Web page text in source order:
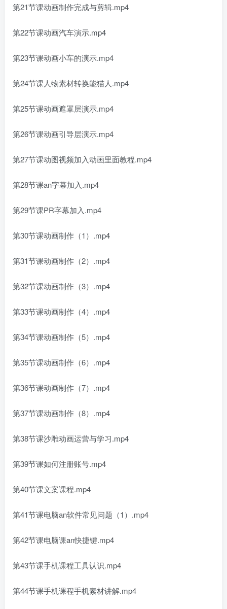
第21节课动画制作完成与剪辑.mp4
第22节课动画汽车演示.mp4
第23节课动画小车的演示.mp4
第24节课人物素材转换能猫人.mp4
第25节课动画遮罩层演示.mp4
第26节课动画引导层演示.mp4
第27节课动图视频加入动画里面教程.mp4
第28节课an字幕加入.mp4
第29节课PR字幕加入.mp4
第30节课动画制作（1）.mp4
第31节课动画制作（2）.mp4
第32节课动画制作（3）.mp4
第33节课动画制作（4）.mp4
第34节课动画制作（5）.mp4
第35节课动画制作（6）.mp4
第36节课动画制作（7）.mp4
第37节课动画制作（8）.mp4
第38节课沙雕动画运营与学习.mp4
第39节课如何注册账号.mp4
第40节课文案课程.mp4
第41节课电脑an软件常见问题（1）.mp4
第42节课电脑课an快捷键.mp4
第43节课手机课程工具认识.mp4
第44节课手机课程手机素材讲解.mp4